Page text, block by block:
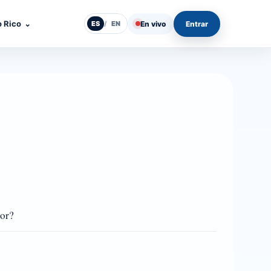
Rico ⌄ ES / EN En vivo Entrar